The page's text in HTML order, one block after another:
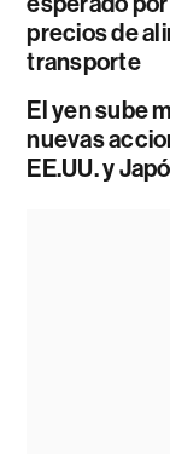
precios de
transporte
El yen sube
nuevas
EE.UU. y